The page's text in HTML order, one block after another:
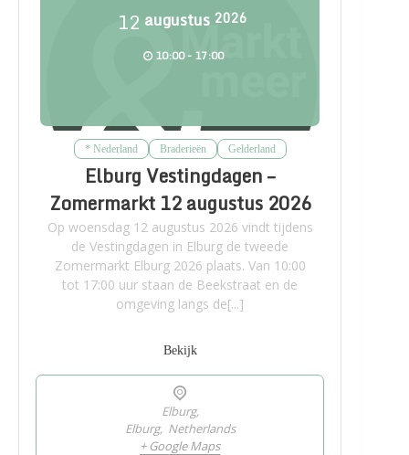
12 augustus 2026
10:00 - 17:00
* Nederland Braderieën Gelderland
Elburg Vestingdagen –
Zomermarkt 12 augustus 2026
Op woensdag 12 augustus 2026 vindt tijdens
de Vestingdagen in Elburg de tweede
Zomermarkt Elburg 2026 plaats. Van 10:00
tot 17:00 uur staan de Beekstraat en de
omgeving langs de[...]
Bekijk
Elburg,
Elburg, Netherlands
+ Google Maps